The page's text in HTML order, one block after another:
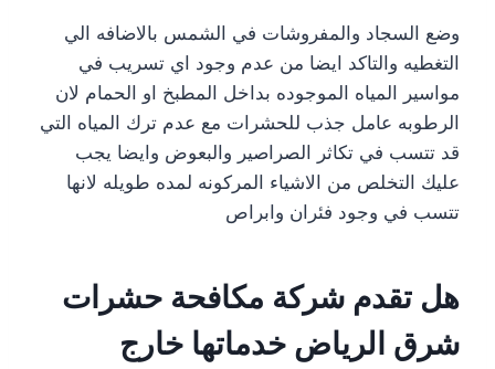
وضع السجاد والمفروشات في الشمس بالاضافه الي
التغطيه والتاكد ايضا من عدم وجود اي تسريب في
مواسير المياه الموجوده بداخل المطبخ او الحمام لان
الرطوبه عامل جذب للحشرات مع عدم ترك المياه التي
قد تتسب في تكاثر الصراصير والبعوض وايضا يجب
عليك التخلص من الاشياء المركونه لمده طويله لانها
تتسب في وجود فئران وابراص
هل تقدم شركة مكافحة حشرات
شرق الرياض خدماتها خارج